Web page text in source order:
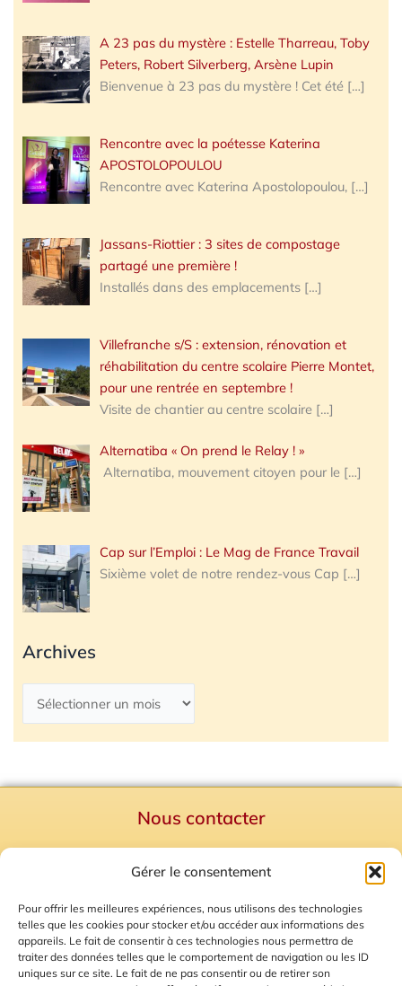
Gérer le consentement
Pour offrir les meilleures expériences, nous utilisons des technologies
telles que les cookies pour stocker et/ou accéder aux informations des
appareils. Le fait de consentir à ces technologies nous permettra de
traiter des données telles que le comportement de navigation ou les ID
uniques sur ce site. Le fait de ne pas consentir ou de retirer son
A 23 pas du mystère : Estelle Tharreau, Toby
Peters, Robert Silverberg, Arsène Lupin
Bienvenue à 23 pas du mystère ! Cet été […]
Rencontre avec la poétesse Katerina
APOSTOLOPOULOU
Rencontre avec Katerina Apostolopoulou, […]
Jassans-Riottier : 3 sites de compostage
partagé une première !
Installés dans des emplacements […]
Villefranche s/S : extension, rénovation et
réhabilitation du centre scolaire Pierre Montet,
pour une rentrée en septembre !
Visite de chantier au centre scolaire […]
Alternatiba « On prend le Relay ! »
Alternatiba, mouvement citoyen pour le […]
Cap sur l’Emploi : Le Mag de France Travail
Sixième volet de notre rendez-vous Cap […]
Archives
Nous contacter
Mentions Légales
Plan du site
Gestion des Cookies